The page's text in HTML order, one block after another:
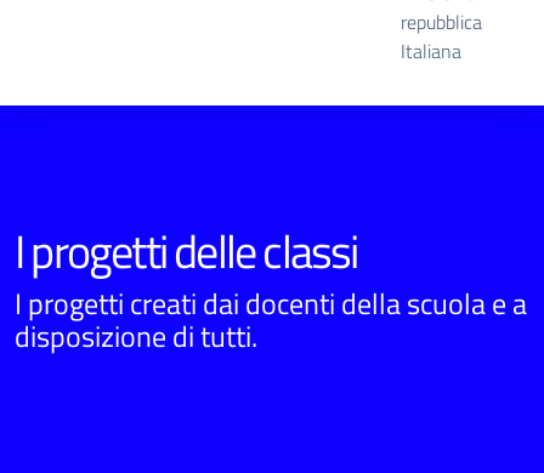
I progetti delle classi
I progetti creati dai docenti della scuola e a
disposizione di tutti.